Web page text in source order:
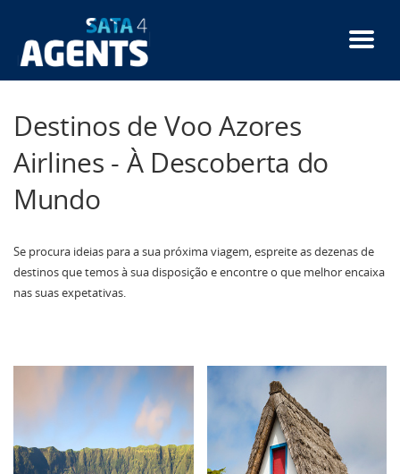
conteúdo
Destinos de Voo Azores
Airlines - À Descoberta do
Mundo
Se procura ideias para a sua próxima viagem, espreite as dezenas de
destinos que temos à sua disposição e encontre o que melhor encaixa
nas suas expetativas.